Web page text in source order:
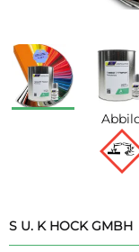
S U. K HOCK GMBH